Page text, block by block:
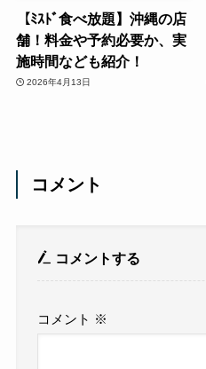
【ﾐｽﾄﾞ食べ放題】沖縄の店
舗！料金や予約必要か、実
施時間なども紹介！
2026年4月13日
コメント
コメントする
コメント ※